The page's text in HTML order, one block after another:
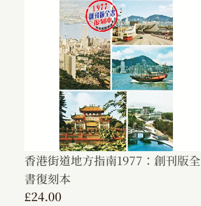
香港街道地方指南1977：創刊版全
書復刻本
£24.00